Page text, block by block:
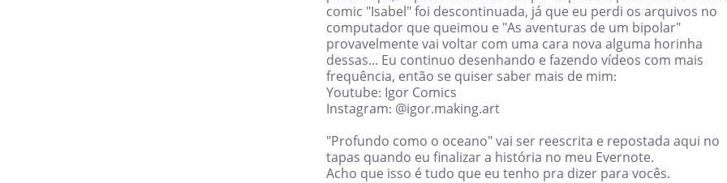
comic "Isabel" foi descontinuada, já que eu perdi os arquivos no
computador que queimou e "As aventuras de um bipolar"
provavelmente vai voltar com uma cara nova alguma horinha
dessas... Eu continuo desenhando e fazendo vídeos com mais
frequência, então se quiser saber mais de mim:
Youtube: Igor Comics
Instagram: @igor.making.art
"Profundo como o oceano" vai ser reescrita e repostada aqui no
tapas quando eu finalizar a história no meu Evernote.
Acho que isso é tudo que eu tenho pra dizer para vocês.